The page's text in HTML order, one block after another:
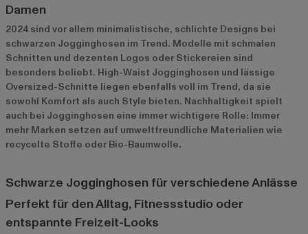
Damen
2024 sind vor allem minimalistische, schlichte Designs bei
schwarzen Jogginghosen im Trend. Modelle mit schmalen
Schnitten und dezenten Logos oder Stickereien sind
besonders beliebt. High-Waist Jogginghosen und lässige
Oversized-Schnitte liegen ebenfalls voll im Trend, da sie
sowohl Komfort als auch Style bieten. Nachhaltigkeit spielt
auch bei Jogginghosen eine immer wichtigere Rolle: Immer
mehr Marken setzen auf umweltfreundliche Materialien wie
recycelte Stoffe oder Bio-Baumwolle.
Schwarze Jogginghosen für verschiedene Anlässe
Perfekt für den Alltag, Fitnessstudio oder
entspannte Freizeit-Looks